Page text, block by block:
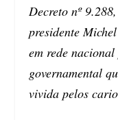
Decreto nº
presidente
em rede
governamental
vivida pelos